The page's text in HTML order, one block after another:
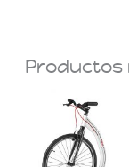
Productos